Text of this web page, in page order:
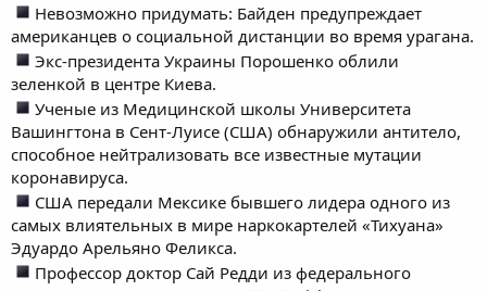
Невозможно придумать: Байден предупреждает
американцев о социальной дистанции во время урагана.
Экс-президента Украины Порошенко облили
зеленкой в центре Киева.
Ученые из Медицинской школы Университета
Вашингтона в Сент-Луисе (США) обнаружили антитело,
способное нейтрализовать все известные мутации
коронавируса.
США передали Мексике бывшего лидера одного из
самых влиятельных в мире наркокартелей «Тихуана»
Эдуардо Арельяно Феликса.
Профессор доктор Сай Редди из федерального